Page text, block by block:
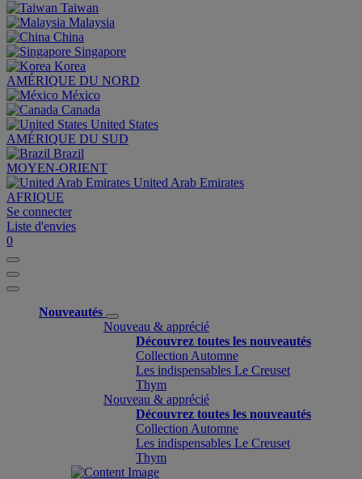
Taiwan
Malaysia
China
Singapore
Korea
AMÉRIQUE DU NORD
México
Canada
United States
AMÉRIQUE DU SUD
Brazil
MOYEN-ORIENT
United Arab Emirates
AFRIQUE
Se connecter
Liste d'envies
0
Nouveautés
Nouveau & apprécié
Découvrez toutes les nouveautés
Collection Automne
Les indispensables Le Creuset
Thym
Nouveau & apprécié
Découvrez toutes les nouveautés
Collection Automne
Les indispensables Le Creuset
Thym